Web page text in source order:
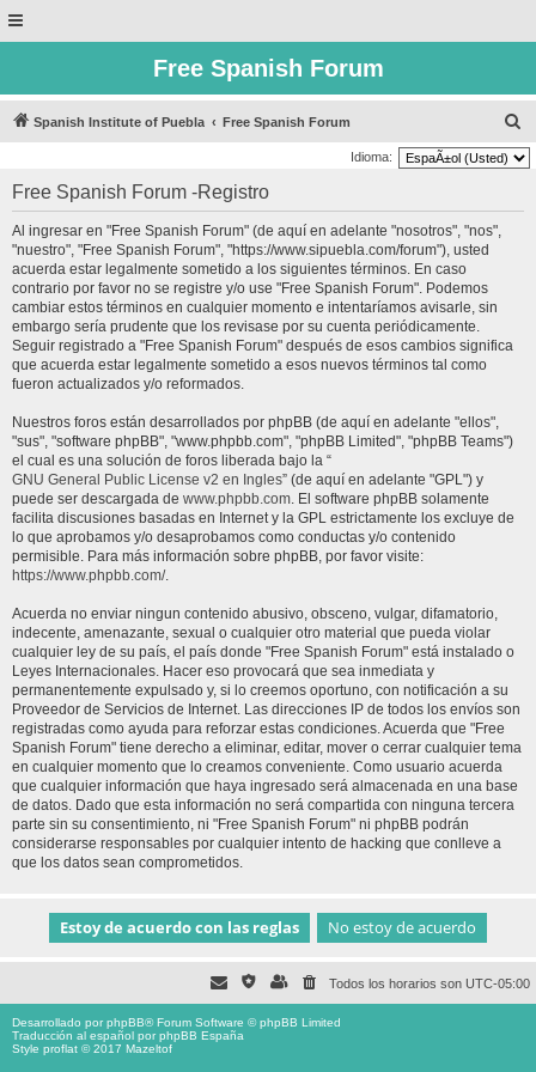
Free Spanish Forum
Spanish Institute of Puebla Free Spanish Forum
u
Idioma:
Free Spanish Forum -Registro
Al ingresar en "Free Spanish Forum" (de aquí en adelante "nosotros", "nos",
"nuestro", "Free Spanish Forum", "https://www.sipuebla.com/forum"), usted
acuerda estar legalmente sometido a los siguientes términos. En caso
contrario por favor no se registre y/o use "Free Spanish Forum". Podemos
cambiar estos términos en cualquier momento e intentaríamos avisarle, sin
embargo sería prudente que los revisase por su cuenta periódicamente.
Seguir registrado a "Free Spanish Forum" después de esos cambios significa
que acuerda estar legalmente sometido a esos nuevos términos tal como
fueron actualizados y/o reformados.
Nuestros foros están desarrollados por phpBB (de aquí en adelante "ellos",
"sus", "software phpBB", "www.phpbb.com", "phpBB Limited", "phpBB Teams")
el cual es una solución de foros liberada bajo la “
GNU General Public License v2 en Ingles” (de aquí en adelante "GPL") y
puede ser descargada de www.phpbb.com. El software phpBB solamente
facilita discusiones basadas en Internet y la GPL estrictamente los excluye de
lo que aprobamos y/o desaprobamos como conductas y/o contenido
permisible. Para más información sobre phpBB, por favor visite:
https://www.phpbb.com/.
Acuerda no enviar ningun contenido abusivo, obsceno, vulgar, difamatorio,
indecente, amenazante, sexual o cualquier otro material que pueda violar
cualquier ley de su país, el país donde "Free Spanish Forum" está instalado o
Leyes Internacionales. Hacer eso provocará que sea inmediata y
permanentemente expulsado y, si lo creemos oportuno, con notificación a su
Proveedor de Servicios de Internet. Las direcciones IP de todos los envíos son
registradas como ayuda para reforzar estas condiciones. Acuerda que "Free
Spanish Forum" tiene derecho a eliminar, editar, mover o cerrar cualquier tema
en cualquier momento que lo creamos conveniente. Como usuario acuerda
que cualquier información que haya ingresado será almacenada en una base
de datos. Dado que esta información no será compartida con ninguna tercera
parte sin su consentimiento, ni "Free Spanish Forum" ni phpBB podrán
considerarse responsables por cualquier intento de hacking que conlleve a
que los datos sean comprometidos.
Todos los horarios son UTC-05:00
Desarrollado porphpBB® Forum Software © phpBB Limited
Traducción al español porphpBB España
Style proflat © 2017 Mazeltof